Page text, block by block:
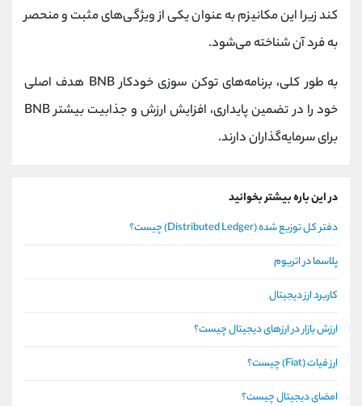
کند زیرا این مکانیزم به عنوان یکی از ویژگی‌های مثبت و منحصر
به فرد آن شناخته می‌شود.
به طور کلی، برنامه‌های توکن سوزی خودکار BNB هدف اصلی
خود را در تضمین پایداری، افزایش ارزش و جذابیت بیشتر BNB
برای سرمایه‌گذاران دارند.
در این باره بیشتر بخوانید
دفتر کل توزیع شده (Distributed Ledger) چیست؟
پلاسما در اتریوم
کاربرد ارز دیجیتال
ارزش بازار در ارزهای دیجیتال چیست؟
ارز فیات (Fiat) چیست؟
امضای دیجیتال چیست؟